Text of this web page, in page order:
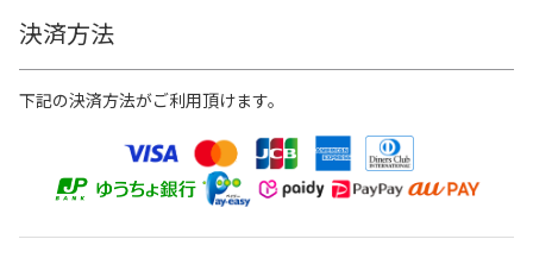
決済方法
下記の決済方法がご利用頂けます。